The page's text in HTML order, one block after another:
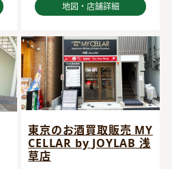
地図・店舗詳細
東京のお酒買取販売 MY
CELLAR by JOYLAB 浅
草店